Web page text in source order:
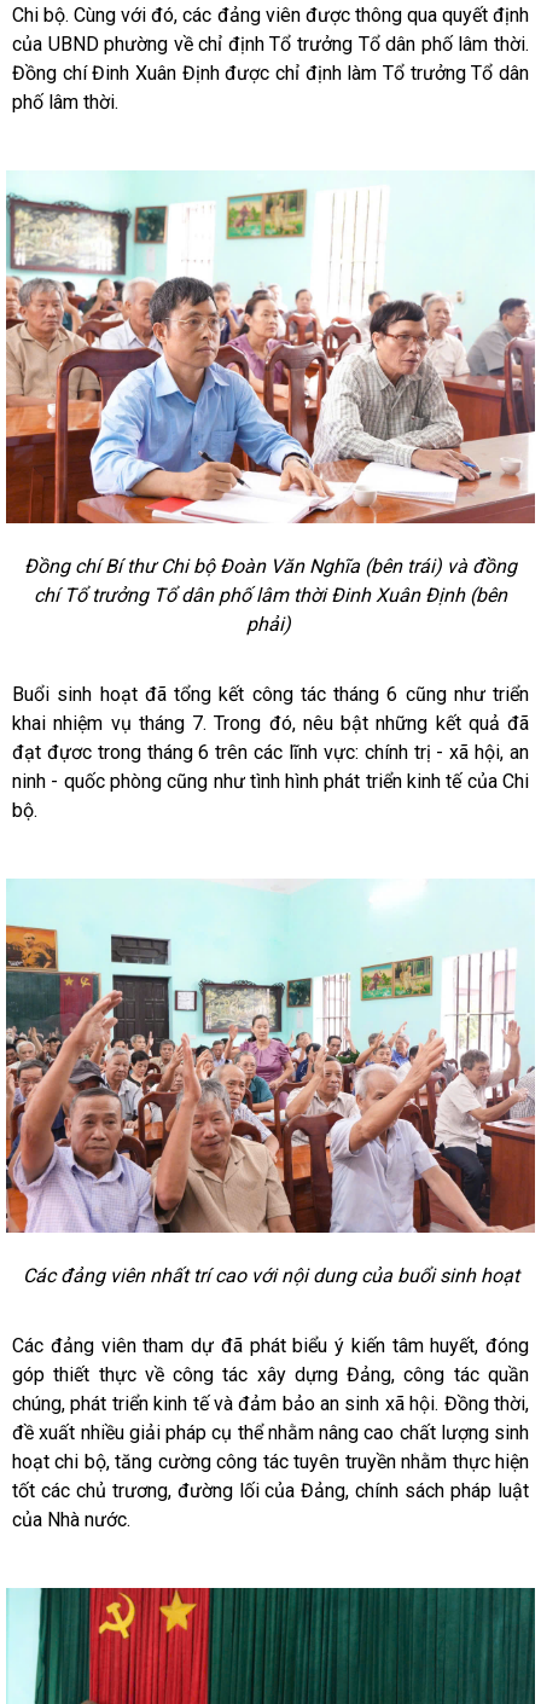
Chi bộ. Cùng với đó, các đảng viên được thông qua quyết định
của UBND phường về chỉ định Tổ trưởng Tổ dân phố lâm thời.
Đồng chí Đinh Xuân Định được chỉ định làm Tổ trưởng Tổ dân
phố lâm thời.
Đồng chí Bí thư Chi bộ Đoàn Văn Nghĩa (bên trái) và đồng
chí Tổ trưởng Tổ dân phố lâm thời Đinh Xuân Định (bên
phải)
Buổi sinh hoạt đã tổng kết công tác tháng 6 cũng như triển
khai nhiệm vụ tháng 7. Trong đó, nêu bật những kết quả đã
đạt đựơc trong tháng 6 trên các lĩnh vực: chính trị - xã hội, an
ninh - quốc phòng cũng như tình hình phát triển kinh tế của Chi
bộ.
Các đảng viên nhất trí cao với nội dung của buổi sinh hoạt
Các đảng viên tham dự đã phát biểu ý kiến tâm huyết, đóng
góp thiết thực về công tác xây dựng Đảng, công tác quần
chúng, phát triển kinh tế và đảm bảo an sinh xã hội. Đồng thời,
đề xuất nhiều giải pháp cụ thể nhằm nâng cao chất lượng sinh
hoạt chi bộ, tăng cường công tác tuyên truyền nhằm thực hiện
tốt các chủ trương, đường lối của Đảng, chính sách pháp luật
của Nhà nước.